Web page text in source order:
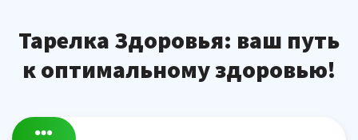
содержимому
Тарелка Здоровья: ваш путь
к оптимальному здоровью!